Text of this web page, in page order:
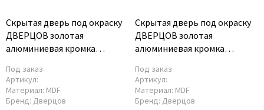
Скрытая дверь под окраску
ДВЕРЦОВ золотая
алюминиевая кромка
Под заказ
Артикул:
Материал: MDF
Бренд: Дверцов
Скрытая дверь под окраску
ДВЕРЦОВ золотая
алюминиевая кромка
Под заказ
Артикул:
Материал: MDF
Бренд: Дверцов